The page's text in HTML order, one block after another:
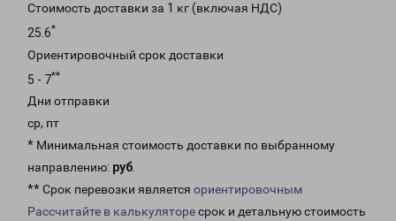
Стоимость доставки за 1 кг (включая НДС)
25.6*
Ориентировочный срок доставки
5 - 7**
Дни отправки
ср, пт
* Минимальная стоимость доставки по выбранному
направлению: руб.
** Срок перевозки является ориентировочным
Рассчитайте в калькуляторесрок и детальную стоимость